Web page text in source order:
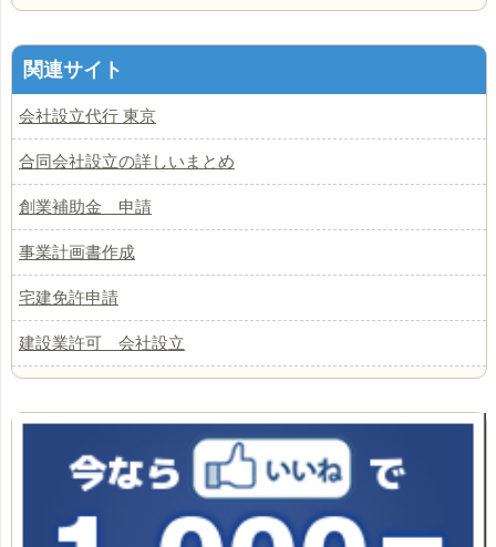
関連サイト
会社設立代行 東京
合同会社設立の詳しいまとめ
創業補助金 申請
事業計画書作成
宅建免許申請
建設業許可 会社設立